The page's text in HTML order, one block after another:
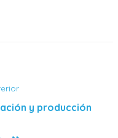
y producción